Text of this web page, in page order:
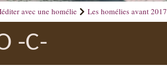
avec une homélie Les homélies avant 2017
-C-